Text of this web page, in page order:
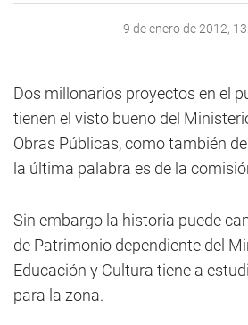
9 de enero de 2012,
Dos millonarios proyectos en el
tienen el visto bueno del
Obras Públicas, como también
la última palabra es de la
Sin embargo la historia puede
de Patrimonio dependiente del
Educación y Cultura tiene a
para la zona.